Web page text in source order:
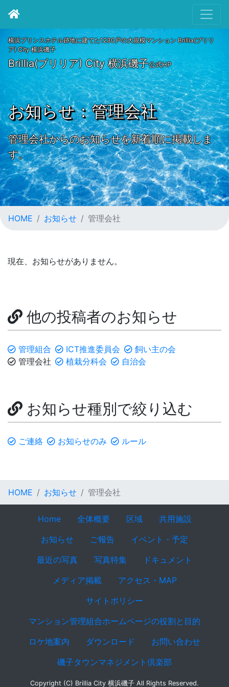
横浜プリンスホテル跡地に建てた1230戸の大規模マンション Brillia(ブリリ
ア) City 横浜磯子
Brillia(ブリリア) City 横浜磯子公式HP
お知らせ：管理会社
管理会社からのお知らせを新着順に掲載しま
す。
HOME お知らせ 管理会社
現在、お知らせがありません。
他の投稿者のお知らせ
管理組合 ICT推進委員会
飼い主の会
管理会社
植栽分科会 自治会
お知らせ種別で絞り込む
ご連絡 お知らせのみ ルール
HOME お知らせ 管理会社
Home 全体概要 区域
共用施設
お知らせ
ご報告
イベント・予定
最近の写真
写真特集
ドキュメント
メディア掲載
アクセス・MAP
サイトポリシー
マンション管理組合ホームページの役割と目的
ロケ地案内
ダウンロード
お問い合わせ
磯子タウンマネジメント倶楽部
Copyright (C) Brillia City 横浜磯子 All Rights Reserved.